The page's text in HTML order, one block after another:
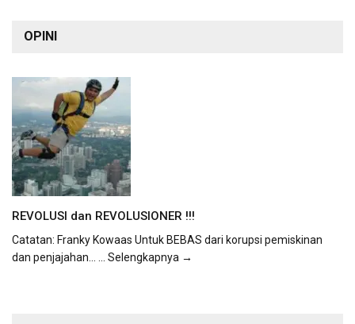
OPINI
REVOLUSI dan REVOLUSIONER !!!
Catatan: Franky Kowaas Untuk BEBAS dari korupsi pemiskinan
dan penjajahan...
... Selengkapnya →